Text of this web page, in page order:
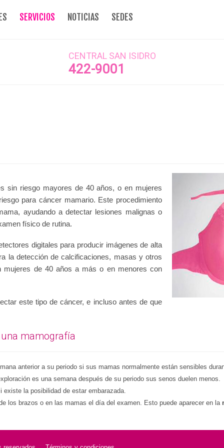
SERVICIOS NOTICIAS SEDES
CENTRAL SAN ISIDRO
422-9001
sin riesgo mayores de 40 años, o en mujeres
para cáncer mamario. Este procedimiento
ayudando a detectar lesiones malignas o
físico de rutina.
digitales para producir imágenes de alta
la detección de calcificaciones, masas y otros
mujeres de 40 años a más o en menores con
este tipo de cáncer, e incluso antes de que
mamografía
anterior a su periodo si sus mamas normalmente están sensibles
es una semana después de su periodo sus senos duelen menos.
existe la posibilidad de estar embarazada.
los brazos o en las mamas el día del examen. Esto puede aparecer en la